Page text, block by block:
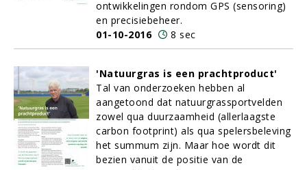
ontwikkelingen rondom GPS (sensoring)
en precisiebeheer.
01-10-2016
8 sec
'Natuurgras is een prachtproduct'
Tal van onderzoeken hebben al
aangetoond dat natuurgrassportvelden
zowel qua duurzaamheid (allerlaagste
carbon footprint) als qua spelersbeleving
het summum zijn. Maar hoe wordt dit
bezien vanuit de positie van de